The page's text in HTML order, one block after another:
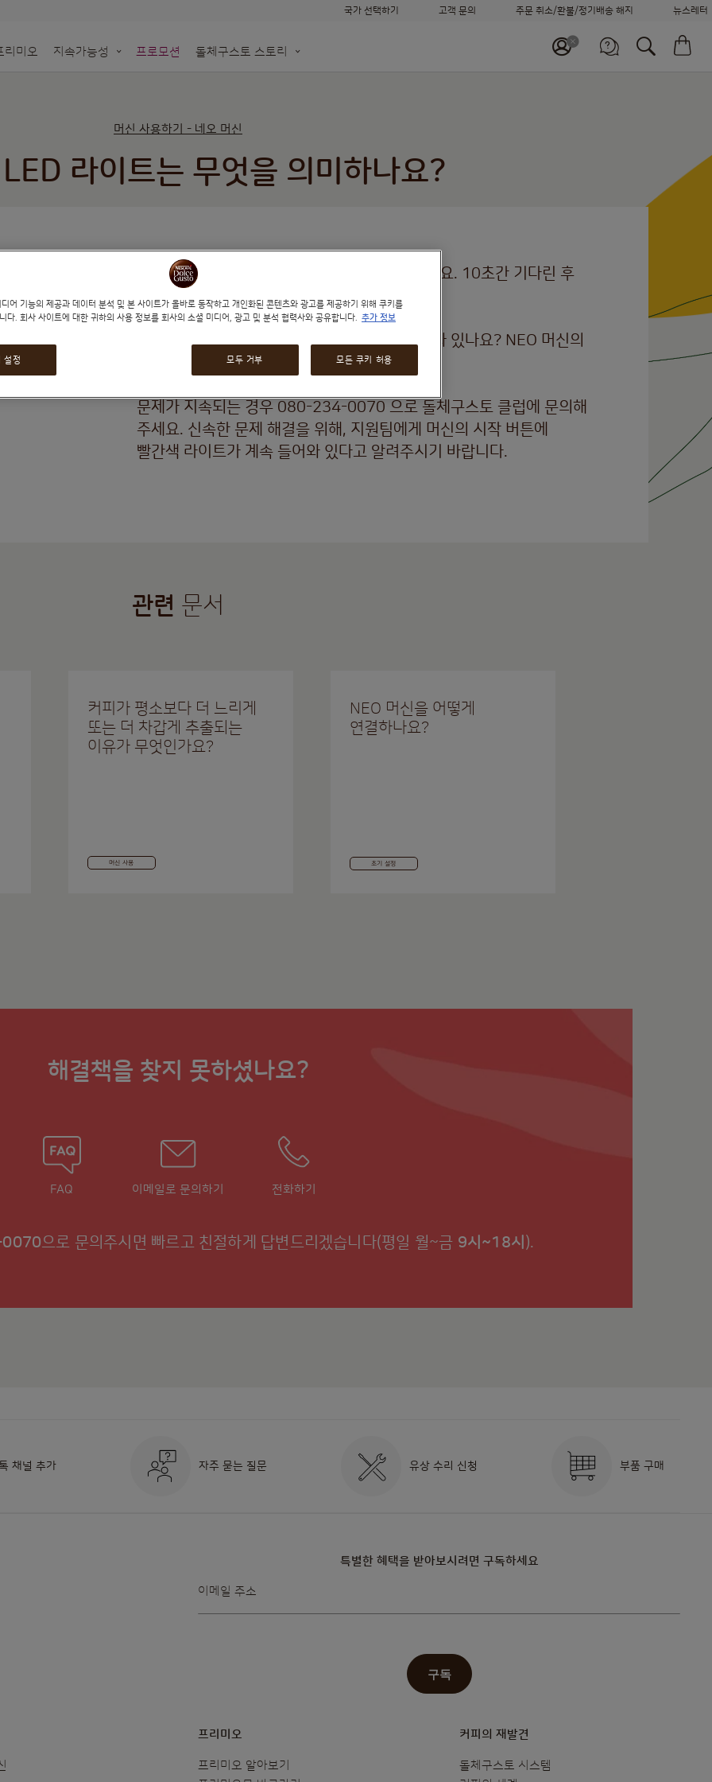
국가 선택하기 고객 문의 주문 취소/환불/정기배송 해지 뉴스레터
재활용백 수거 신청
리미오 지속가능성 프로모션 돌체구스토 스토리
머신 사용하기 - 네오 머신
라이트는 무엇을 의미하나요?
먼저, NEO 머신의 전원을 끄고 플러그를 빼주세요. 10초간 기다린 후
플러그를 다시 꽂고 머신을 켭니다.
아직도 시작 버튼에 빨간색 라이트가 계속 들어와 있나요? NEO 머신의
플러그를 뺀 후 20분 동안 기다려 주세요.
문제가 지속되는 경우 080-234-0070 으로 돌체구스토 클럽에 문의해
주세요. 신속한 문제 해결을 위해, 지원팀에게 머신의 시작 버튼에
빨간색 라이트가 계속 들어와 있다고 알려주시기 바랍니다.
관련 문서
커피가 평소보다 더 느리게
또는 더 차갑게 추출되는
이유가 무엇인가요?
머신 사용
NEO 머신을 어떻게
연결하나요?
초기 설정
해결책을 찾지 못하셨나요?
FAQ 이메일로 문의하기 전화하기
으로 문의주시면 빠르고 친절하게 답변드리겠습니다(평일 월~금 9시~18시 ).
채널 추가 자주 묻는 질문 유상 수리 신청 부품 구매
특별한 혜택을 받아보시려면 구독하세요
뉴스레터를
받아보겠습니다:
이메일 주소
구독
프리미오
프리미오 알아보기
커피의 재발견
돌체구스토 시스템
어 기능의 제공과 데이터 분석 및 본 사이트가 올바로 동작하고 개인화된 콘텐츠와 광고를 제공하기 위해 쿠키를
다. 회사 사이트에 대한 귀하의 사용 정보를 회사의 소셜 미디어, 광고 및 분석 협력사와 공유합니다. 추가 정보
설정 모두 거부 모든 쿠키 허용